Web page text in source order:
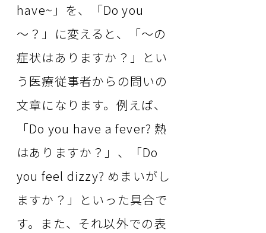
have~」を、「Do you
～？」に変えると、「～の
症状はありますか？」とい
う医療従事者からの問いの
文章になります。例えば、
「Do you have a fever? 熱
はありますか？」、「Do
you feel dizzy? めまいがし
ますか？」といった具合で
す。また、それ以外での表